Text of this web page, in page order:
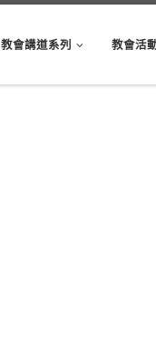
教會講道系列 教會活